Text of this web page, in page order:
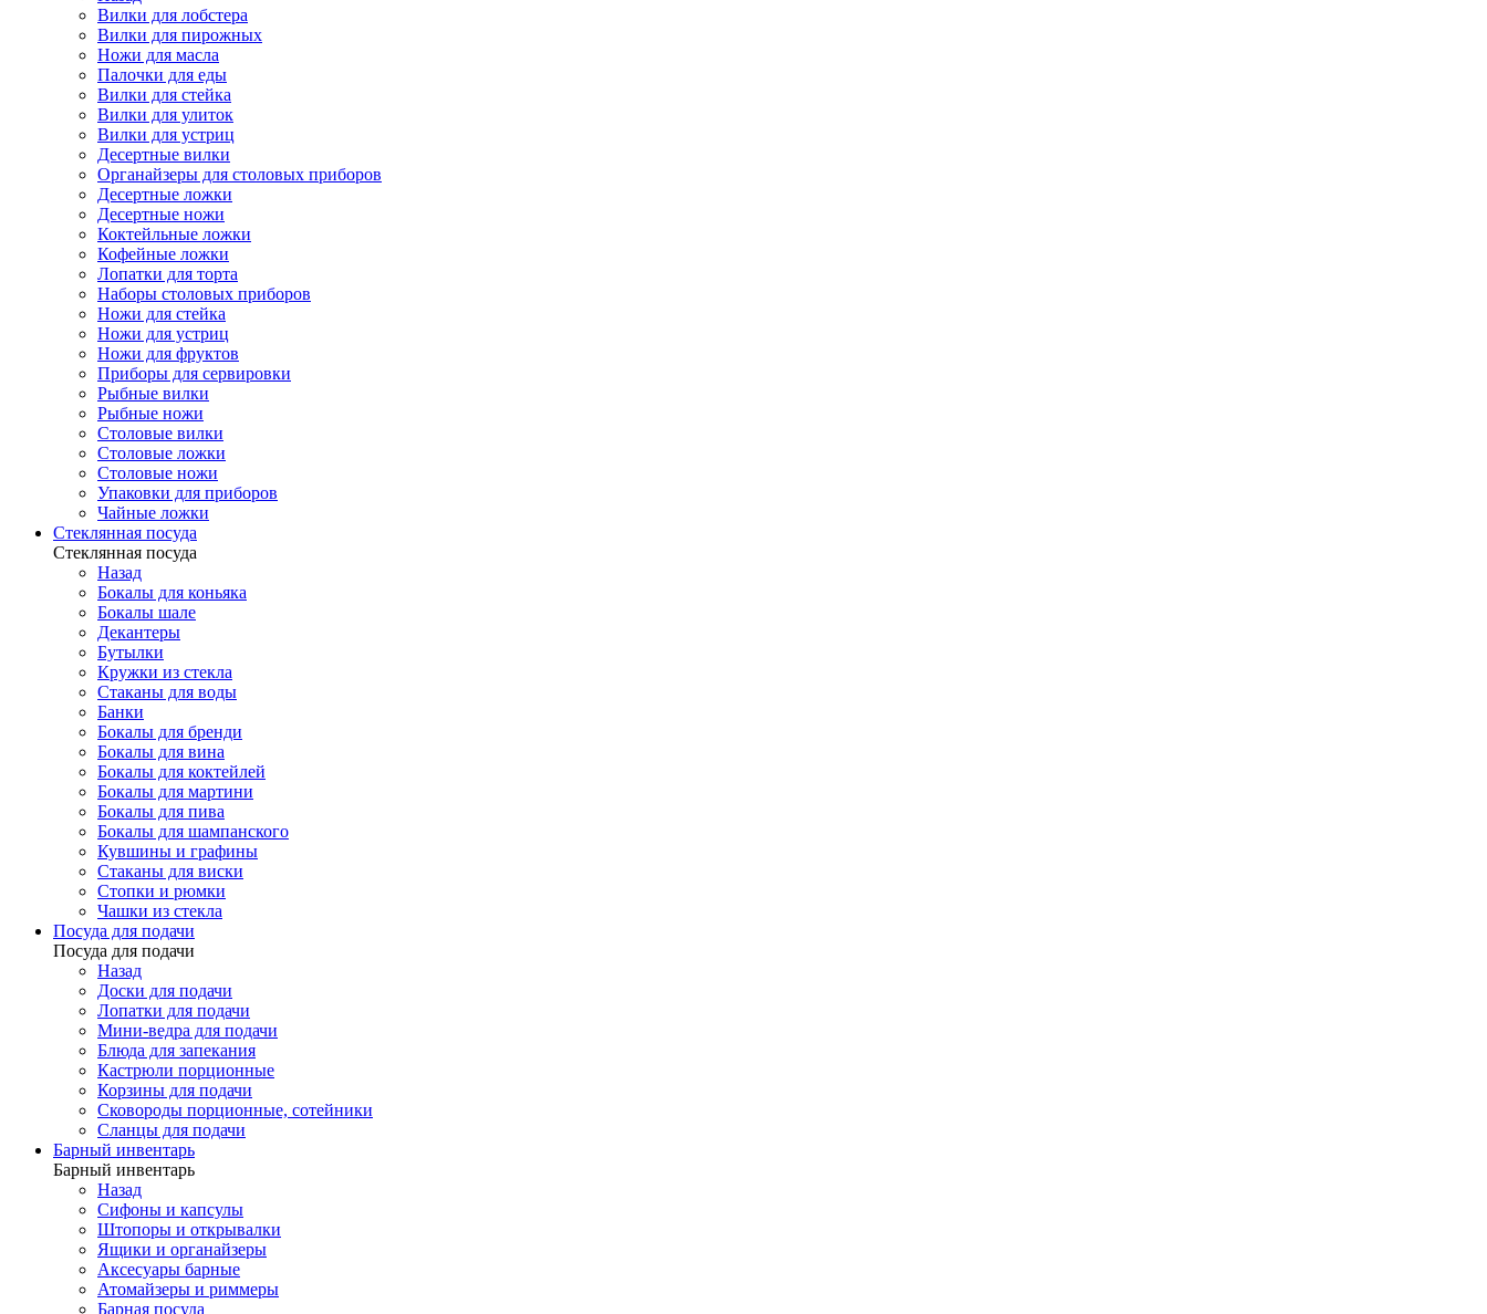
Вилки для лобстера
Вилки для пирожных
Ножи для масла
Палочки для еды
Вилки для стейка
Вилки для улиток
Вилки для устриц
Десертные вилки
Органайзеры для столовых приборов
Десертные ложки
Десертные ножи
Коктейльные ложки
Кофейные ложки
Лопатки для торта
Наборы столовых приборов
Ножи для стейка
Ножи для устриц
Ножи для фруктов
Приборы для сервировки
Рыбные вилки
Рыбные ножи
Столовые вилки
Столовые ложки
Столовые ножи
Упаковки для приборов
Чайные ложки
Стеклянная посуда
Стеклянная посуда
Назад
Бокалы для коньяка
Бокалы шале
Декантеры
Бутылки
Кружки из стекла
Стаканы для воды
Банки
Бокалы для бренди
Бокалы для вина
Бокалы для коктейлей
Бокалы для мартини
Бокалы для пива
Бокалы для шампанского
Кувшины и графины
Стаканы для виски
Стопки и рюмки
Чашки из стекла
Посуда для подачи
Посуда для подачи
Назад
Доски для подачи
Лопатки для подачи
Мини-ведра для подачи
Блюда для запекания
Кастрюли порционные
Корзины для подачи
Сковороды порционные, сотейники
Сланцы для подачи
Барный инвентарь
Барный инвентарь
Назад
Сифоны и капсулы
Штопоры и открывалки
Ящики и органайзеры
Аксесуары барные
Атомайзеры и риммеры
Барная посуда